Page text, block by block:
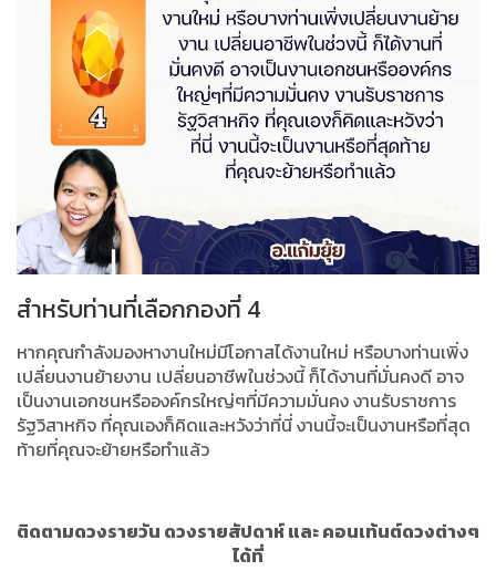
สำหรับท่านที่เลือกกองที่ 4
หากคุณกำลังมองหางานใหม่มีโอกาสได้งานใหม่ หรือบางท่านเพิ่ง
เปลี่ยนงานย้ายงาน เปลี่ยนอาชีพในช่วงนี้ ก็ได้งานที่มั่นคงดี อาจ
เป็นงานเอกชนหรือองค์กรใหญ่ๆที่มีความมั่นคง งานรับราชการ
รัฐวิสาหกิจ ที่คุณเองก็คิดและหวังว่าที่นี่ งานนี้จะเป็นงานหรือที่สุด
ท้ายที่คุณจะย้ายหรือทำแล้ว
ติดตามดวงรายวัน ดวงรายสัปดาห์ และ คอนเท้นต์ดวงต่างๆ
ได้ที่